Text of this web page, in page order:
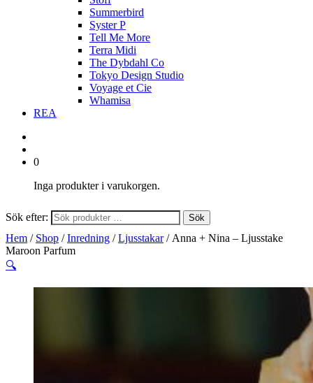
Summerbird
Syster P
Tell Me More
Terra Midi
The Dybdahl Co
Tokyo Design Studio
Voyage et Cie
Whamisa
REA
0
Inga produkter i varukorgen.
Sök efter: Sök
Hem / Shop /Inredning /Ljusstakar/ Anna + Nina – Ljusstake
Maroon Parfum
🔍